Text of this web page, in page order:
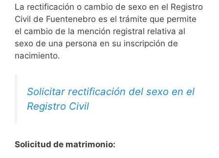
La rectificación o cambio de sexo en el Registro
Civil de Fuentenebro es el trámite que permite
el cambio de la mención registral relativa al
sexo de una persona en su inscripción de
nacimiento.
Solicitar rectificación del sexo en el
Registro Civil
Solicitud de matrimonio: